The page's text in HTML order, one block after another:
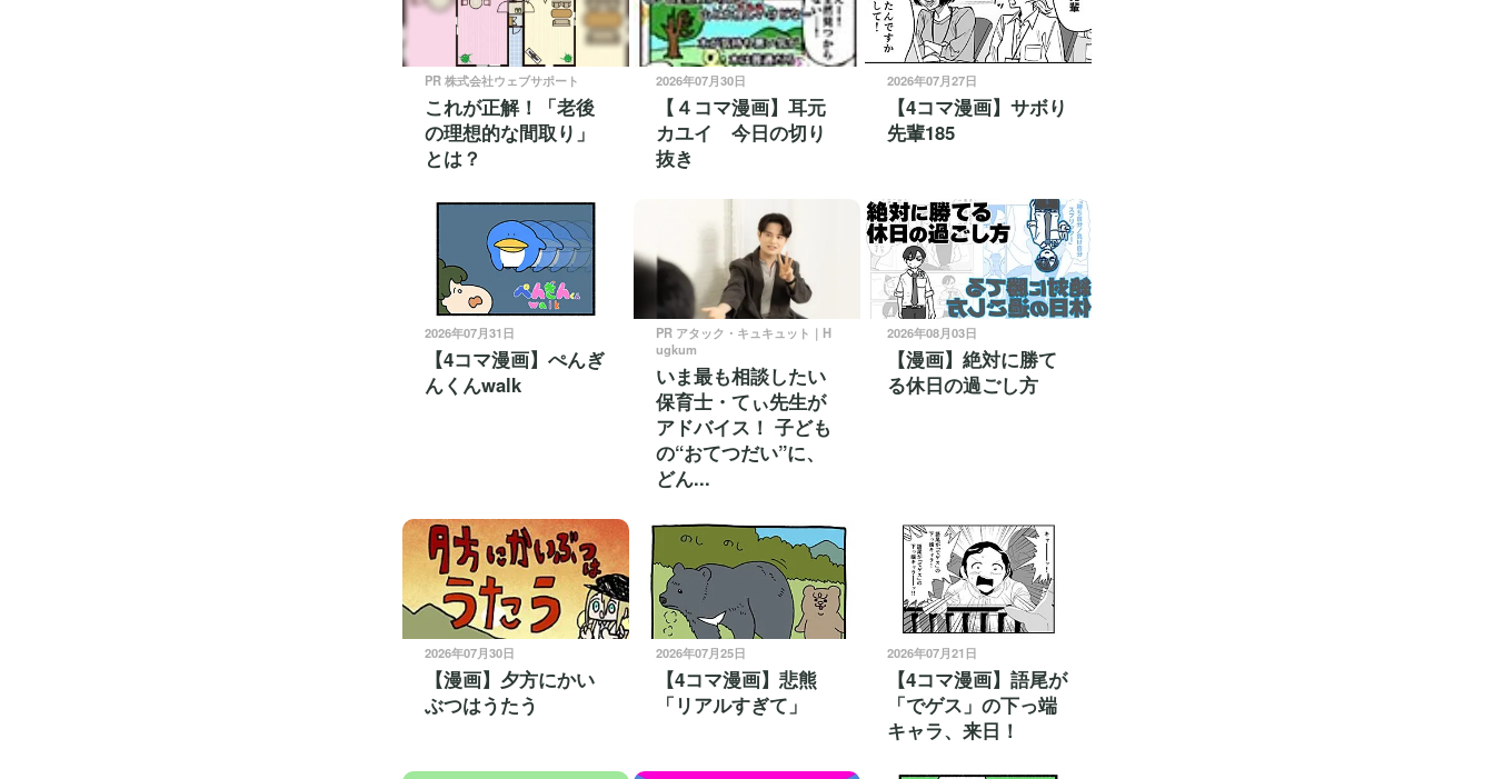
PR 株式会社ウェブサポート
これが正解！「老後
の理想的な間取り」
とは？
2026年07月30日
【４コマ漫画】耳元
カユイ 今日の切り
抜き
2026年07月27日
【4コマ漫画】サボり
先輩185
2026年07月31日
【4コマ漫画】ぺんぎ
んくんwalk
PR アタック・キュキュット｜H
ugkum
いま最も相談したい
保育士・てぃ先生が
アドバイス！ 子ども
の“おてつだい”に、
どん...
2026年08月03日
【漫画】絶対に勝て
る休日の過ごし方
2026年07月30日
【漫画】夕方にかい
ぶつはうたう
2026年07月25日
【4コマ漫画】悲熊
「リアルすぎて」
2026年07月21日
【4コマ漫画】語尾が
「でゲス」の下っ端
キャラ、来日！